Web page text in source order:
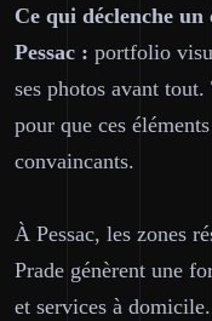
Ce qui déclenche un
Pessac : portfolio
ses photos avant
pour que ces
convaincants.
À Pessac, les zones
Prade génèrent une
et services à